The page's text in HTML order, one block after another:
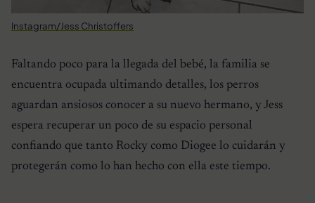
Instagram/Jess Christoffers
Faltando poco para la llegada del bebé, la familia se
encuentra ocupada ultimando detalles, los perros
aguardan ansiosos conocer a su nuevo hermano, y Jess
espera recuperar un poco de su espacio personal
confiando que tanto Rocky como Diogee lo cuidarán y
protegerán como lo han hecho con ella este tiempo.